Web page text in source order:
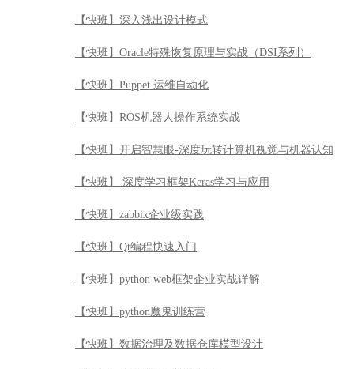
【快班】 深度学习框架Keras学习与应用
【快班】zabbix企业级实践
【快班】Qt编程快速入门
【快班】python web框架企业实战详解
【快班】python魔鬼训练营
【快班】数据治理及数据仓库模型设计
【快班】金融的人工智能革命
【快班】软件架构必备基础
【快班】MySQL性能优化最佳实践
【快班】Spark源码导读
【快班】Spark大数据平台应用实战